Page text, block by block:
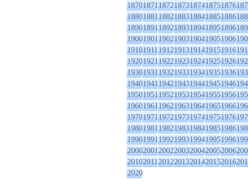
1870187118721873187418751876
1880188118821883188418851886
1890189118921893189418951896
1900190119021903190419051906
1910191119121913191419151916
1920192119221923192419251926
1930193119321933193419351936
1940194119421943194419451946
1950195119521953195419551956
1960196119621963196419651966
1970197119721973197419751976
1980198119821983198419851986
1990199119921993199419951996
2000200120022003200420052006
2010201120122013201420152016
2020